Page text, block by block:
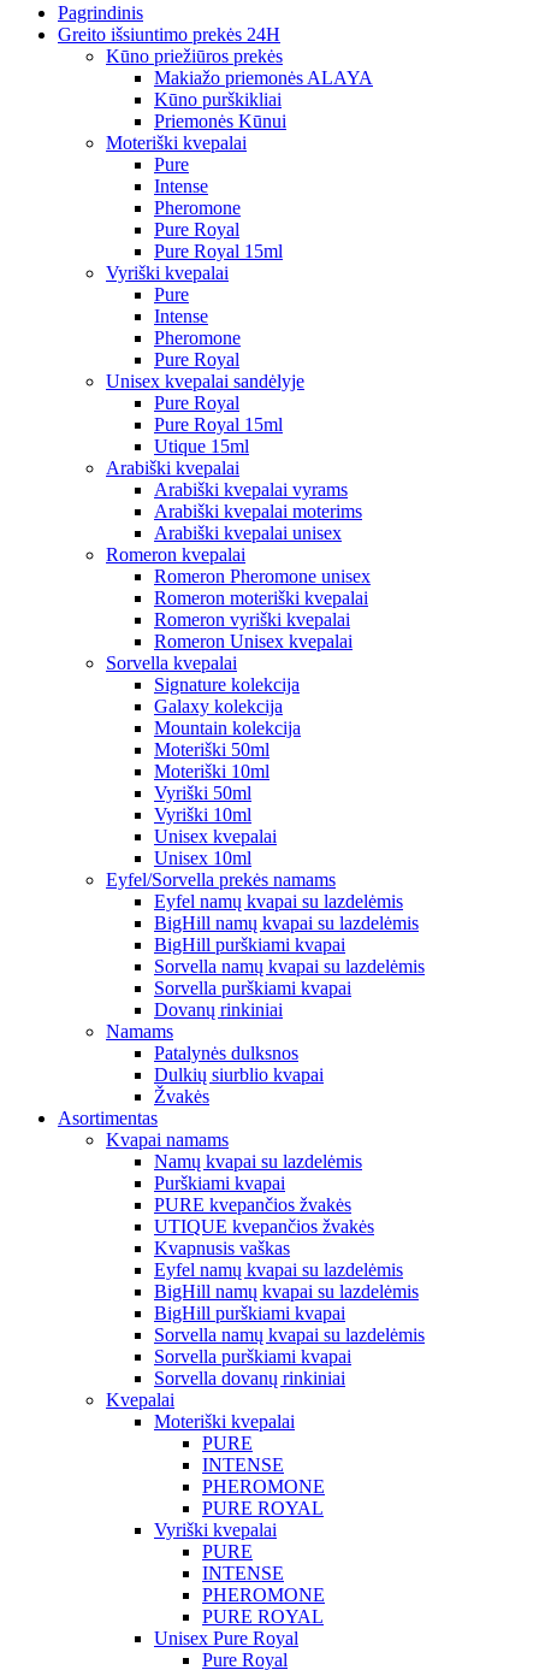
Pagrindinis
Greito išsiuntimo prekės 24H
Kūno priežiūros prekės
Makiažo priemonės ALAYA
Kūno purškikliai
Priemonės Kūnui
Moteriški kvepalai
Pure
Intense
Pheromone
Pure Royal
Pure Royal 15ml
Vyriški kvepalai
Pure
Intense
Pheromone
Pure Royal
Unisex kvepalai sandėlyje
Pure Royal
Pure Royal 15ml
Utique 15ml
Arabiški kvepalai
Arabiški kvepalai vyrams
Arabiški kvepalai moterims
Arabiški kvepalai unisex
Romeron kvepalai
Romeron Pheromone unisex
Romeron moteriški kvepalai
Romeron vyriški kvepalai
Romeron Unisex kvepalai
Sorvella kvepalai
Signature kolekcija
Galaxy kolekcija
Mountain kolekcija
Moteriški 50ml
Moteriški 10ml
Vyriški 50ml
Vyriški 10ml
Unisex kvepalai
Unisex 10ml
Eyfel/Sorvella prekės namams
Eyfel namų kvapai su lazdelėmis
BigHill namų kvapai su lazdelėmis
BigHill purškiami kvapai
Sorvella namų kvapai su lazdelėmis
Sorvella purškiami kvapai
Dovanų rinkiniai
Namams
Patalynės dulksnos
Dulkių siurblio kvapai
Žvakės
Asortimentas
Kvapai namams
Namų kvapai su lazdelėmis
Purškiami kvapai
PURE kvepančios žvakės
UTIQUE kvepančios žvakės
Kvapnusis vaškas
Eyfel namų kvapai su lazdelėmis
BigHill namų kvapai su lazdelėmis
BigHill purškiami kvapai
Sorvella namų kvapai su lazdelėmis
Sorvella purškiami kvapai
Sorvella dovanų rinkiniai
Kvepalai
Moteriški kvepalai
PURE
INTENSE
PHEROMONE
PURE ROYAL
Vyriški kvepalai
PURE
INTENSE
PHEROMONE
PURE ROYAL
Unisex Pure Royal
Pure Royal